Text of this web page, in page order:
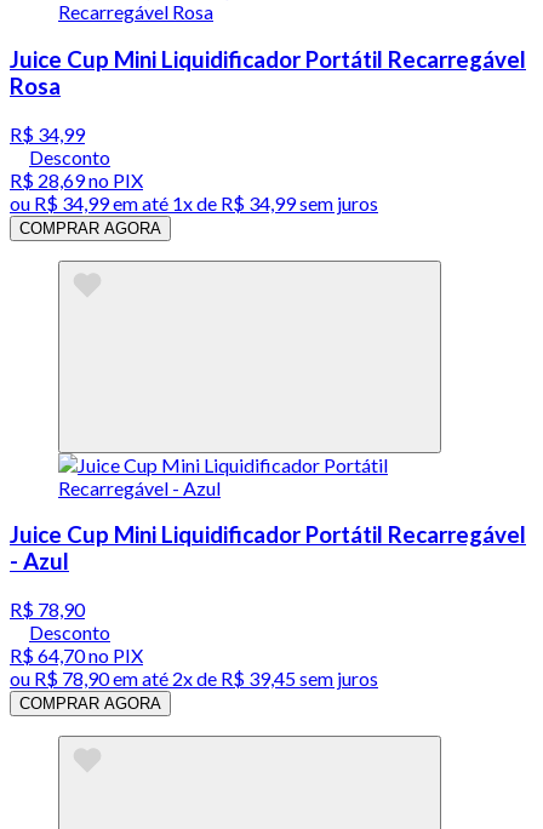
Juice Cup Mini Liquidificador Portátil Recarregável
Rosa
R$ 34,99
Desconto
R$ 28,69no PIX
ou R$ 34,99em até 1x de R$ 34,99sem juros
COMPRAR AGORA
Juice Cup Mini Liquidificador Portátil Recarregável
- Azul
R$ 78,90
Desconto
R$ 64,70no PIX
ou R$ 78,90em até 2x de R$ 39,45 sem juros
COMPRAR AGORA